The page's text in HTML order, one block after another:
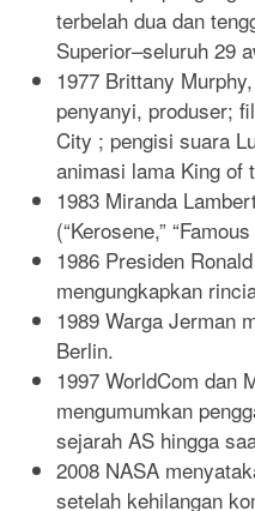
terbelah dua dan
Superior–seluruh 29
1977 Brittany
penyanyi, produser;
City ; pengisi suara
animasi lama King of
1983 Miranda
(“Kerosene,”
1986 Presiden
mengungkapkan
1989 Warga Jerman
Berlin.
1997 WorldCom dan
mengumumkan
sejarah AS hingga
2008 NASA
setelah kehilangan